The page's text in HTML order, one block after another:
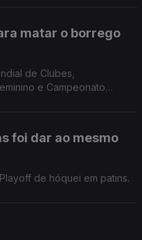
matar o borrego
de Clubes,
e Campeonato
foi dar ao mesmo
de hóquei em patins.